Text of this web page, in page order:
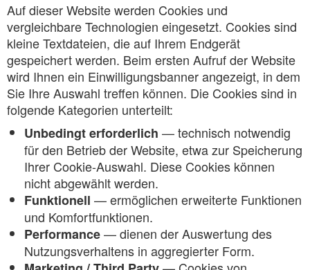
Auf dieser Website werden Cookies und
vergleichbare Technologien eingesetzt. Cookies sind
kleine Textdateien, die auf Ihrem Endgerät
gespeichert werden. Beim ersten Aufruf der Website
wird Ihnen ein Einwilligungsbanner angezeigt, in dem
Sie Ihre Auswahl treffen können. Die Cookies sind in
folgende Kategorien unterteilt:
Unbedingt erforderlich — technisch notwendig
für den Betrieb der Website, etwa zur Speicherung
Ihrer Cookie-Auswahl. Diese Cookies können
nicht abgewählt werden.
Funktionell — ermöglichen erweiterte Funktionen
und Komfortfunktionen.
Performance— dienen der Auswertung des
Nutzungsverhaltens in aggregierter Form.